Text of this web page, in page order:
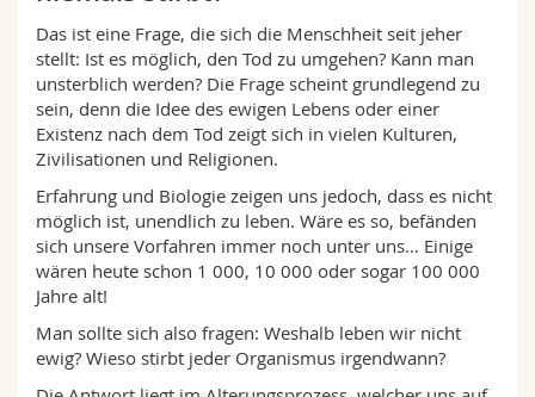
Interfakultär
Doktorierende
Vorlesungsverzeichnis
MyUnifr
Das ist eine Frage, die sich die Menschheit seit jeher
stellt: Ist es möglich, den Tod zu umgehen? Kann man
unsterblich werden? Die Frage scheint grundlegend zu
sein, denn die Idee des ewigen Lebens oder einer
Existenz nach dem Tod zeigt sich in vielen Kulturen,
Zivilisationen und Religionen.
Erfahrung und Biologie zeigen uns jedoch, dass es nicht
möglich ist, unendlich zu leben. Wäre es so, befänden
sich unsere Vorfahren immer noch unter uns… Einige
wären heute schon 1 000, 10 000 oder sogar 100 000
Jahre alt!
Man sollte sich also fragen: Weshalb leben wir nicht
ewig? Wieso stirbt jeder Organismus irgendwann?